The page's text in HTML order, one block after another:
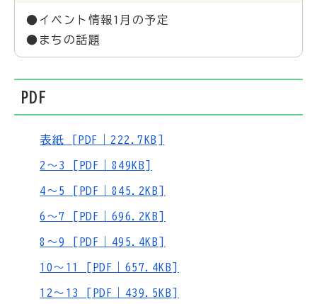
●イベント情報1月の予定
●まちの話題
PDF
表紙 [PDF｜222.7KB]
2～3 [PDF｜849KB]
4～5 [PDF｜845.2KB]
6～7 [PDF｜696.2KB]
8～9 [PDF｜495.4KB]
10～11 [PDF｜657.4KB]
12～13 [PDF｜439.5KB]